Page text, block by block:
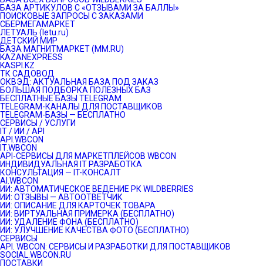
БАЗА АРТИКУЛОВ С «ОТЗЫВАМИ ЗА БАЛЛЫ»
ПОИСКОВЫЕ ЗАПРОСЫ С ЗАКАЗАМИ
СБЕРМЕГАМАРКЕТ
ЛЕТУАЛЬ (letu.ru)
ДЕТСКИЙ МИР
БАЗА МАГНИТМАРКЕТ (MM.RU)
KAZANEXPRESS
KASPI.KZ
ТК САДОВОД
ОКВЭД: АКТУАЛЬНАЯ БАЗА ПОД ЗАКАЗ
БОЛЬШАЯ ПОДБОРКА ПОЛЕЗНЫХ БАЗ
БЕСПЛАТНЫЕ БАЗЫ TELEGRAM
TELEGRAM-КАНАЛЫ ДЛЯ ПОСТАВЩИКОВ
TELEGRAM-БАЗЫ — БЕСПЛАТНО
СЕРВИСЫ / УСЛУГИ
IT / ИИ / API
API.WBCON
IT.WBCON
API-СЕРВИСЫ ДЛЯ МАРКЕТПЛЕЙСОВ WBCON
ИНДИВИДУАЛЬНАЯ IT РАЗРАБОТКА
КОНСУЛЬТАЦИЯ — IT-КОНСАЛТ
AI.WBCON
ИИ: АВТОМАТИЧЕСКОЕ ВЕДЕНИЕ РК WILDBERRIES
ИИ: ОТЗЫВЫ — АВТООТВЕТЧИК
ИИ: ОПИСАНИЕ ДЛЯ КАРТОЧЕК ТОВАРА
ИИ: ВИРТУАЛЬНАЯ ПРИМЕРКА (БЕСПЛАТНО)
ИИ: УДАЛЕНИЕ ФОНА (БЕСПЛАТНО)
ИИ: УЛУЧШЕНИЕ КАЧЕСТВА ФОТО (БЕСПЛАТНО)
СЕРВИСЫ
API. WBCON: СЕРВИСЫ И РАЗРАБОТКИ ДЛЯ ПОСТАВЩИКОВ
SOCIAL.WBCON.RU
ПОСТАВКИ